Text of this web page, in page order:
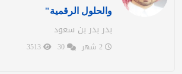
والحلول الرقمية"
بدر بدر بن سعود